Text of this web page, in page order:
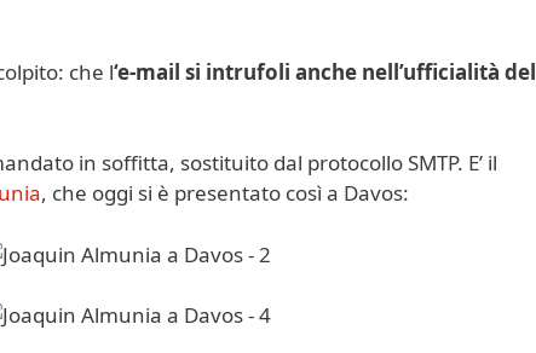
che l‘e-mail si intrufoli anche nell’ufficialità del
in soffitta, sostituito dal protocollo SMTP. E’ il
, che oggi si è presentato così a Davos: